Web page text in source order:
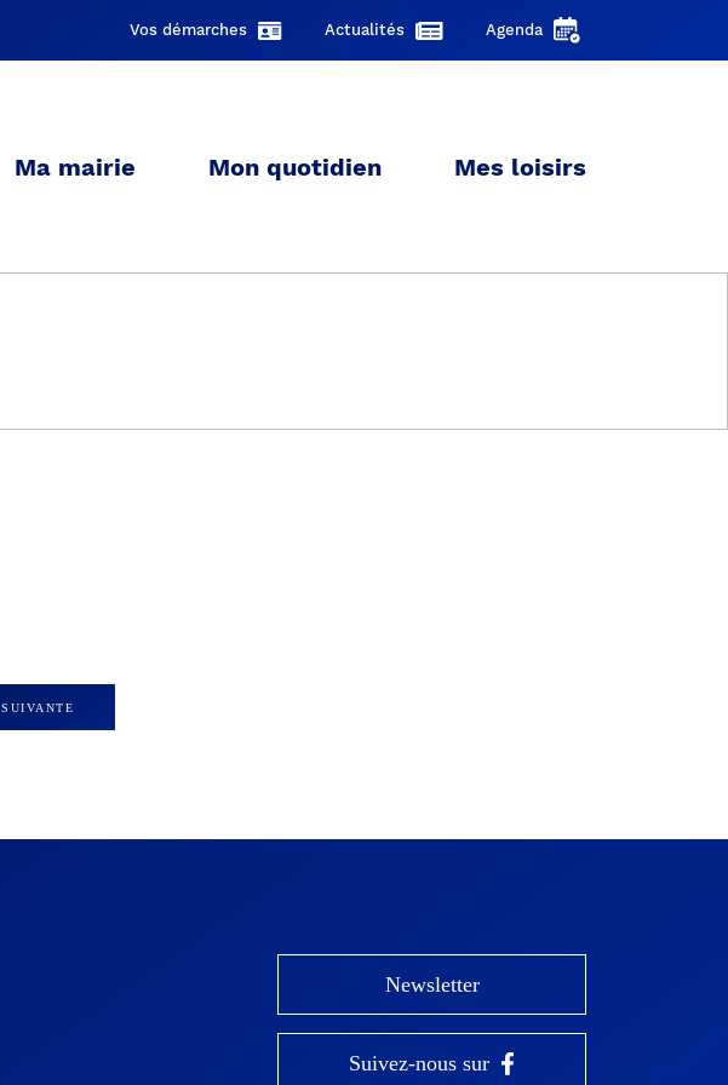
Vos démarches Actualités Agenda
Ma mairie Mon quotidien Mes loisirs
SUIVANTE
Newsletter
Suivez-nous sur